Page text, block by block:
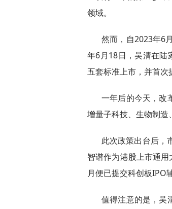
领域。
然而，自2023年6
年6月18日，吴清在陆
五套标准上市，并首次
一年后的今天，改
增量子科技、生物制造
此次政策出台后，
智谱作为港股上市通
月便已提交科创板IPO
值得注意的是，吴